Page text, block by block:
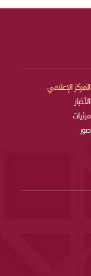
المركز الإعلامي
الأخبار
مرئيات
صور